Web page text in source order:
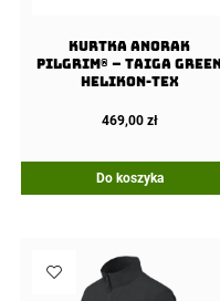
Kurtka Anorak
PILGRIM® – Taiga Green
Helikon-Tex
469,00 zł
Do koszyka